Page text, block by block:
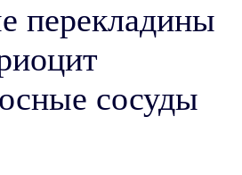
перекладины
сосуды